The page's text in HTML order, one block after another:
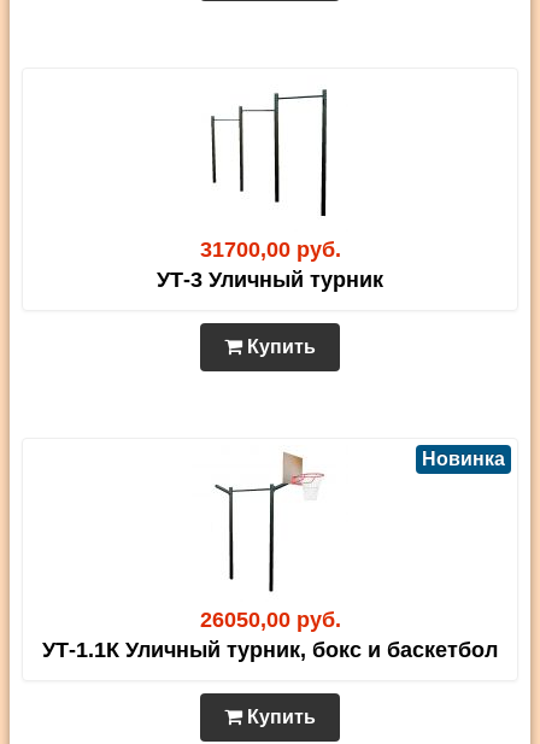
31700,00 руб.
УТ-3 Уличный турник
Купить
26050,00 руб.
Новинка
УТ-1.1К Уличный турник, бокс и баскетбол
Купить